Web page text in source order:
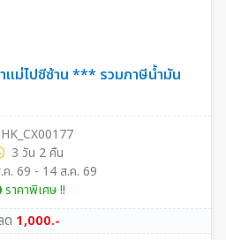
แม่ไปซีซ้าน *** รวมภาษีน้ำมัน
HK_CX00177
3 วัน 2 คืน
ค. 69 - 14 ส.ค. 69
ราคาพิเศษ !!
ด 1,000.-